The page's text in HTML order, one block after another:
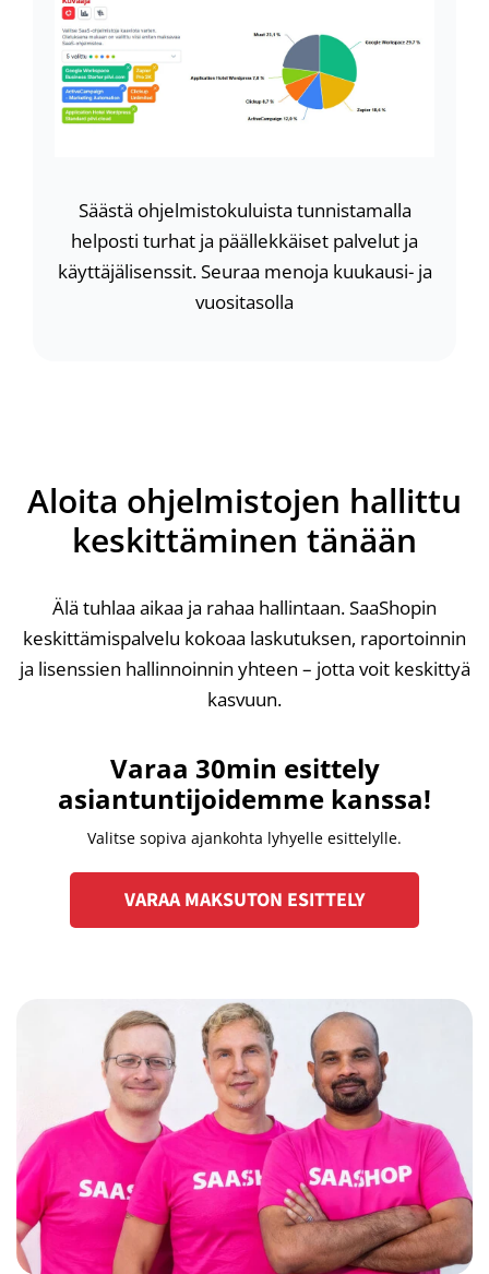
Säästä ohjelmistokuluista tunnistamalla
helposti turhat ja päällekkäiset palvelut ja
käyttäjälisenssit. Seuraa menoja kuukausi- ja
vuositasolla
Aloita ohjelmistojen hallittu
keskittäminen tänään
Älä tuhlaa aikaa ja rahaa hallintaan. SaaShopin
keskittämispalvelu kokoaa laskutuksen, raportoinnin
ja lisenssien hallinnoinnin yhteen – jotta voit keskittyä
kasvuun.
Varaa 30min esittely
asiantuntijoidemme kanssa!
Valitse sopiva ajankohta lyhyelle esittelylle.
VARAA MAKSUTON ESITTELY